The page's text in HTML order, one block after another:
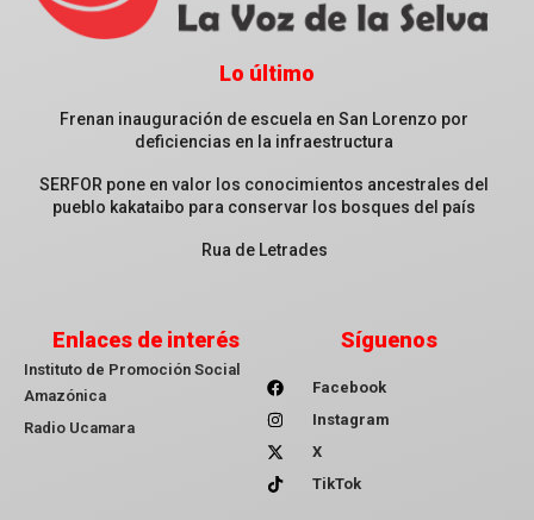
Lo último
Frenan inauguración de escuela en San Lorenzo por
deficiencias en la infraestructura
SERFOR pone en valor los conocimientos ancestrales del
pueblo kakataibo para conservar los bosques del país
Rua de Letrades
Enlaces de interés
Instituto de Promoción Social
Amazónica
Radio Ucamara
Síguenos
Facebook
Instagram
X
TikTok